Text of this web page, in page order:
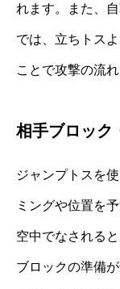
れます。また、
では、立ちトス
ことで攻撃の流
相手ブロック
ジャンプトスを
ミングや位置を
空中でなされる
ブロックの準備